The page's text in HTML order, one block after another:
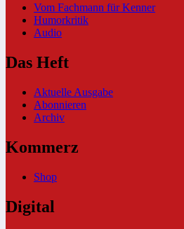
Vom Fachmann für Kenner
Humorkritik
Audio
Das Heft
Aktuelle Ausgabe
Abonnieren
Archiv
Kommerz
Shop
Digital